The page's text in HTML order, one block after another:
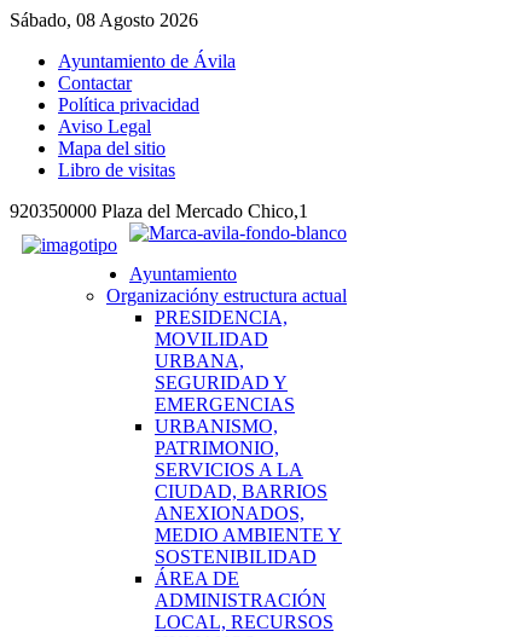
Sábado, 08 Agosto 2026
Ayuntamiento de Ávila
Contactar
Política privacidad
Aviso Legal
Mapa del sitio
Libro de visitas
920350000 Plaza del Mercado Chico,1
Ayuntamiento
Organizacióny estructura actual
PRESIDENCIA,
MOVILIDAD
URBANA,
SEGURIDAD Y
EMERGENCIAS
URBANISMO,
PATRIMONIO,
SERVICIOS A LA
CIUDAD, BARRIOS
ANEXIONADOS,
MEDIO AMBIENTE Y
SOSTENIBILIDAD
ÁREA DE
ADMINISTRACIÓN
LOCAL, RECURSOS